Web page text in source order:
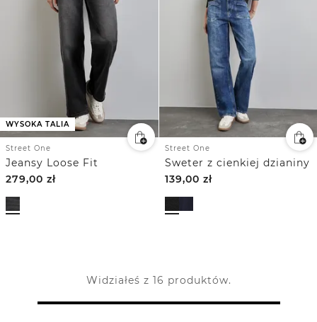
WYSOKA TALIA
Street One
Jeansy Loose Fit
279,00 zł
Street One
Sweter z cienkiej dzianiny
139,00 zł
Widziałeś z 16 produktów.